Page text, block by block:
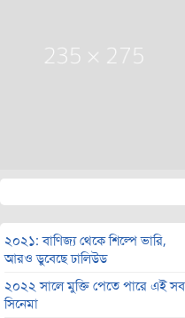
২০২১: বাণিজ্য থেকে শিল্পে ভারি,
আরও ডুবেছে ঢালিউড
২০২২ সালে মুক্তি পেতে পারে এই সব
সিনেমা